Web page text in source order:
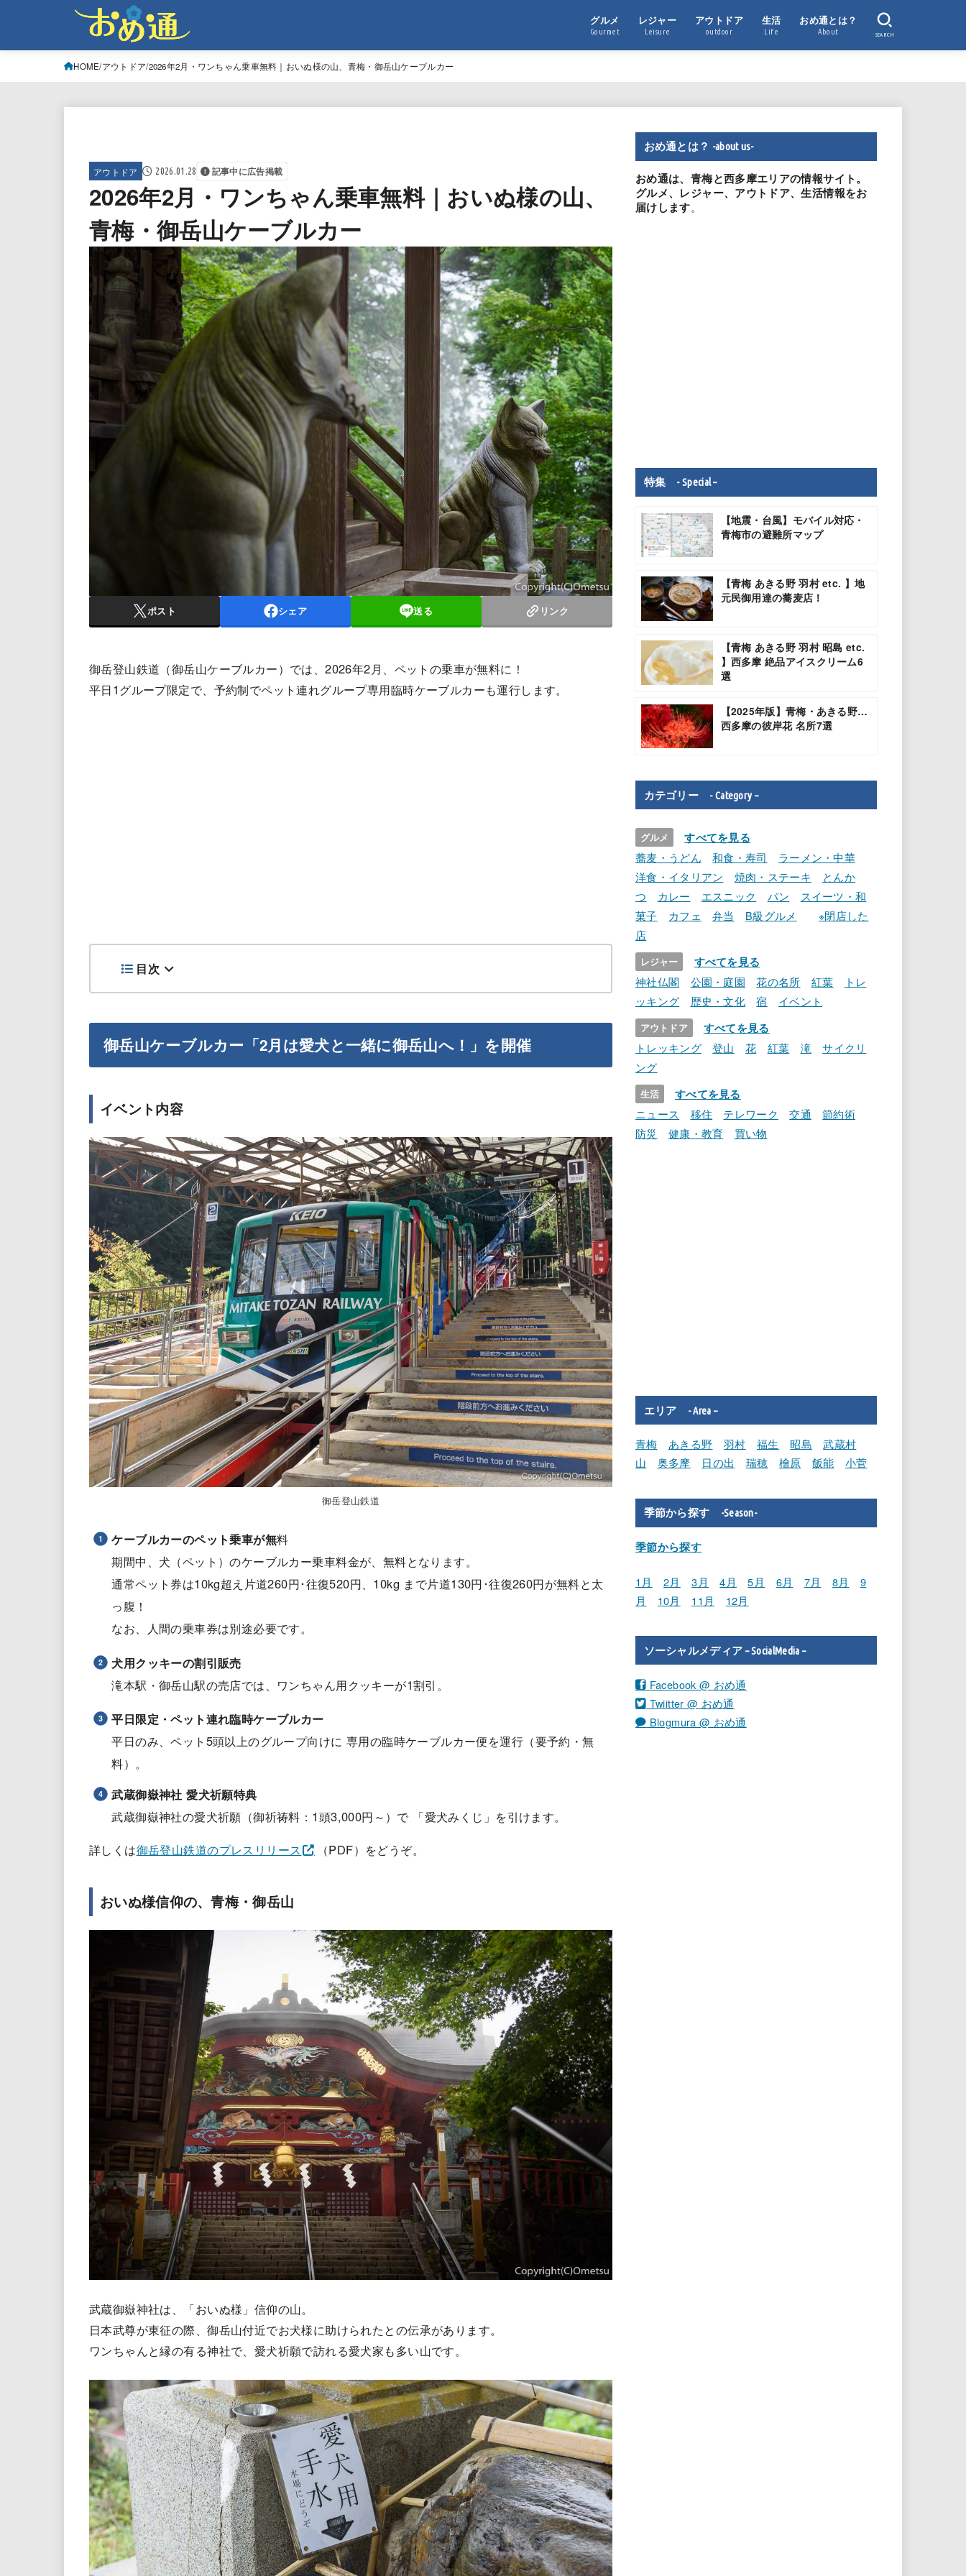
グルメ
Gourmet
レジャー
Leisure
アウトドア
outdoor
生活
Life
おめ通とは？
About SEARCH
HOME アウトドア 2026年2月・ワンちゃん乗車無料｜おいぬ様の山、青梅・御岳山ケーブルカー
アウトドア 2026.01.28 記事中に広告掲載
2026年2月・ワンちゃん乗車無料｜おいぬ様の山、
青梅・御岳山ケーブルカー
ポスト シェア 送る リンク
御岳登山鉄道（御岳山ケーブルカー）では、2026年2月、ペットの乗車が無料に！
平日1グループ限定で、予約制でペット連れグループ専用臨時ケーブルカーも運行します。
目次
御岳山ケーブルカー「2月は愛犬と一緒に御岳山へ！」を開催
イベント内容
御岳登山鉄道
ケーブルカーのペット乗車が無料
期間中、犬（ペット）のケーブルカー乗車料金が、無料となります。
通常ペット券は10kg超え片道260円･往復520円、10kg まで片道130円･往復260円が無料と太
っ腹！
なお、人間の乗車券は別途必要です。
犬用クッキーの割引販売
滝本駅・御岳山駅の売店では、ワンちゃん用クッキーが1割引。
平日限定・ペット連れ臨時ケーブルカー
平日のみ、ペット5頭以上のグループ向けに 専用の臨時ケーブルカー便を運行（要予約・無
料）。
武蔵御嶽神社 愛犬祈願特典
武蔵御嶽神社の愛犬祈願（御祈祷料：1頭3,000円～）で 「愛犬みくじ」を引けます。
詳しくは御岳登山鉄道のプレスリリース （PDF）をどうぞ。
おいぬ様信仰の、青梅・御岳山
武蔵御嶽神社は、「おいぬ様」信仰の山。
日本武尊が東征の際、御岳山付近でお犬様に助けられたとの伝承があります。
ワンちゃんと縁の有る神社で、愛犬祈願で訪れる愛犬家も多い山です。
おめ通とは？ -about us-
おめ通は、青梅と西多摩エリアの情報サイト。
グルメ、レジャー、アウトドア、生活情報をお
届けします。
特集 - Special –
【地震・台風】モバイル対応・
青梅市の避難所マップ
【青梅 あきる野 羽村 etc. 】地
元民御用達の蕎麦店！
【青梅 あきる野 羽村 昭島 etc.
】西多摩 絶品アイスクリーム6
選
【2025年版】青梅・あきる野…
西多摩の彼岸花 名所7選
カテゴリー - Category –
グルメ すべてを見る
蕎麦・うどん 和食・寿司
ラーメン・中華
洋食・イタリアン
焼肉・ステーキ
とんか
つ
カレー エスニック パン
スイーツ・和
菓子
カフェ 弁当 B級グルメ
※閉店した
店
レジャー すべてを見る
神社仏閣 公園・庭園 花の名所 紅葉
トレ
ッキング
歴史・文化 宿 イベント
アウトドア すべてを見る
トレッキング 登山 花 紅葉 滝
サイクリ
ング
生活 すべてを見る
ニュース 移住 テレワーク 交通
節約術
防災
健康・教育 買い物
エリア - Area –
青梅 あきる野 羽村 福生 昭島
武蔵村
山
奥多摩 日の出 瑞穂 檜原 飯能 小菅
季節から探す -Season-
季節から探す
1月 2月 3月 4月 5月 6月 7月 8月
9
月
10月 11月 12月
ソーシャルメディア – SocialMedia –
Facebook @ おめ通
Twiitter @ おめ通
Blogmura @ おめ通